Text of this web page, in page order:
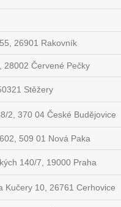
26901 Rakovník
28002 Červené Pečky
Stěžery
2, 370 04 České Budějovice
509 01 Nová Paka
140/7, 19000 Praha
Kučery 10, 26761 Cerhovice